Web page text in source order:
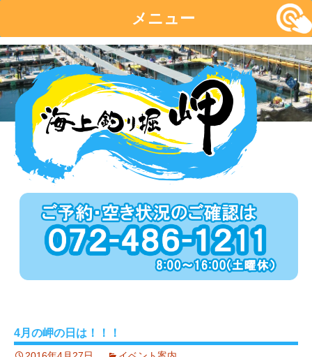
メニュー
コ
ン
テ
ン
4月の岬の日は！！！